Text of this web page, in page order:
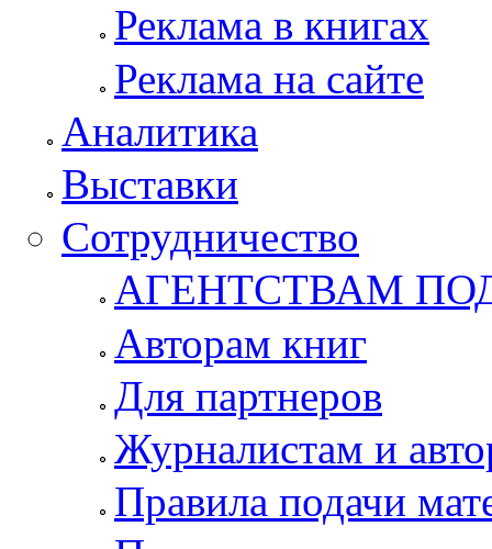
Реклама в книгах
Реклама на сайте
Аналитика
Выставки
Сотрудничество
АГЕНТСТВАМ
Авторам книг
Для партнеров
Журналистам и
Правила подачи